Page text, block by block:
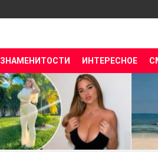
ЗНАМЕНИТОСТИ ИНТЕРЕСНОЕ